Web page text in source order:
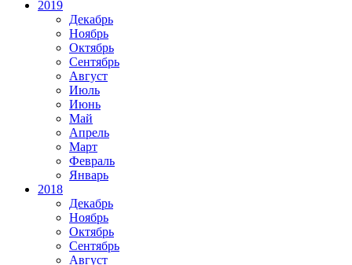
2019
Декабрь
Ноябрь
Октябрь
Сентябрь
Август
Июль
Июнь
Май
Апрель
Март
Февраль
Январь
2018
Декабрь
Ноябрь
Октябрь
Сентябрь
Август